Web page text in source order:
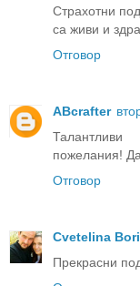
Страхотни
са живи и
Отговор
ABcrafter
пожелания!
Отговор
Cvetelina
Прекрасни